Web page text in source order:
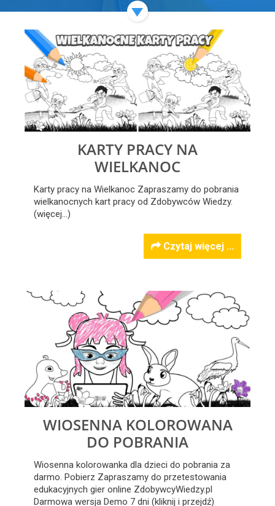
KARTY PRACY NA
WIELKANOC
Karty pracy na Wielkanoc Zapraszamy do pobrania
wielkanocnych kart pracy od Zdobywców Wiedzy.
(więcej…)
Czytaj więcej ...
WIOSENNA KOLOROWANA
DO POBRANIA
Wiosenna kolorowanka dla dzieci do pobrania za
darmo. Pobierz Zapraszamy do przetestowania
edukacyjnych gier online ZdobywcyWiedzy.pl
Darmowa wersja Demo 7 dni (kliknij i przejdź)